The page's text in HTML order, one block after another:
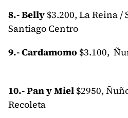
8.- Belly $3.200, La Reina /
Santiago Centro
9.- Cardamomo $3.100,
10.- Pan y Miel $2950,
Recoleta